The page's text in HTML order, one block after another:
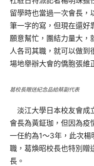
留學時也當過一次會長，
筆一字的寫，但現在還好
願意幫忙，團結力量大，
人各司其職，就可以做到
場地舉辦大會的僑胞張維
葛校長贈送紀念品給蔡副代表
淡江大學日本校友會成
會長為黃鉦珈，但因為疫
一任約為1～3年，此次
職，葛煥昭校長也特別贈
長。